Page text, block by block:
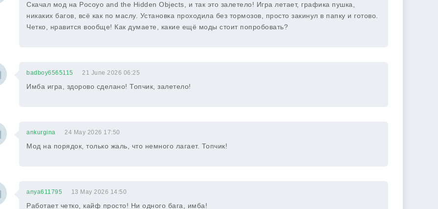
Скачал мод на Pocoyo and the Hidden Objects, и так это залетело! Игра летает, графика пушка,
никаких багов, всё как по маслу. Установка проходила без тормозов, просто закинул в папку и готово.
Четко, нравится вообще! Как думаете, какие ещё моды стоит попробовать?
badboy6565115 21 June 2026 06:25
Имба игра, здорово сделано! Топчик, залетело!
ankurgina 24 May 2026 17:50
Мод на порядок, только жаль, что немного лагает. Топчик!
anya611795 13 May 2026 14:50
Работает четко, кайф просто! Ни одного бага, имба!